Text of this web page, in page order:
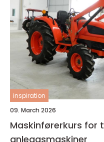
inspiration
09. March 2026
Maskinførerkurs for
anleggsmaskiner